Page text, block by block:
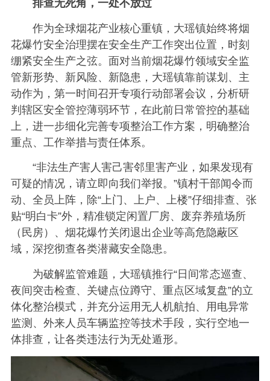
排查无死角，一处不放过
作为全球烟花产业核心重镇，大瑶镇始终将烟
花爆竹安全治理摆在安全生产工作突出位置，时刻
绷紧安全生产之弦。面对当前烟花爆竹领域安全监
管新形势、新风险、新隐患，大瑶镇靠前谋划、主
动作为，第一时间召开专项行动部署会议，分析研
判辖区安全管控薄弱环节，在此前日常管控的基础
上，进一步细化完善专项整治工作方案，明确整治
重点、工作举措与责任体系。
“非法生产害人害己害邻里害产业，如果发现有
可疑的情况，请立即向我们举报。”镇村干部闻令而
动、全员上阵，除“上门、上户、上楼”仔细排查、张
贴“明白卡”外，精准锁定闲置厂房、废弃养殖场所
（民房）、烟花爆竹关闭退出企业等高危隐蔽区
域，深挖彻查各类潜藏安全隐患。
为破解监管难题，大瑶镇推行“日间常态巡查、
夜间突击检查、关键点位蹲守、重点区域复盘”的立
体化整治模式，并充分运用无人机航拍、用电异常
监测、外来人员车辆监控等技术手段，实行空地一
体排查，让各类违法行为无处遁形。